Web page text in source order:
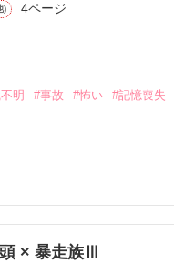
作品を読む
) 4ページ
明 #事故 #怖い #記憶喪失
作品を読む
× 暴走族Ⅲ